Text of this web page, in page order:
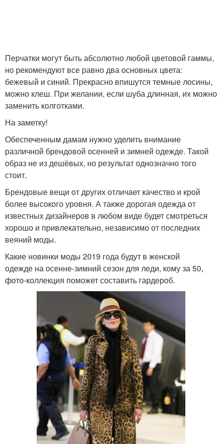
Перчатки могут быть абсолютно любой цветовой гаммы,
но рекомендуют все равно два основных цвета:
бежевый и синий. Прекрасно впишутся темные лосины,
можно клеш. При желании, если шуба длинная, их можно
заменить колготками.
На заметку!
Обеспеченным дамам нужно уделить внимание
различной брендовой осенней и зимней одежде. Такой
образ не из дешёвых, но результат однозначно того
стоит.
Брендовые вещи от других отличает качество и крой
более высокого уровня. А также дорогая одежда от
известных дизайнеров в любом виде будет смотреться
хорошо и привлекательно, независимо от последних
веяний моды.
Какие новинки моды 2019 года будут в женской
одежде на осенне-зимний сезон для леди, кому за 50,
фото-коллекция поможет составить гардероб.